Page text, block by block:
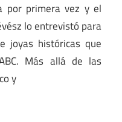
por primera vez y el
lo entrevistó para
joyas históricas que
Más allá de las
y